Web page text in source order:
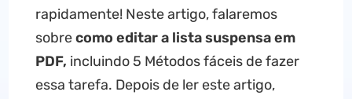
rapidamente! Neste artigo, falaremos
sobrecomo editar a lista suspensa em
PDF, incluindo 5 Métodos fáceis de fazer
essa tarefa. Depois de ler este artigo,